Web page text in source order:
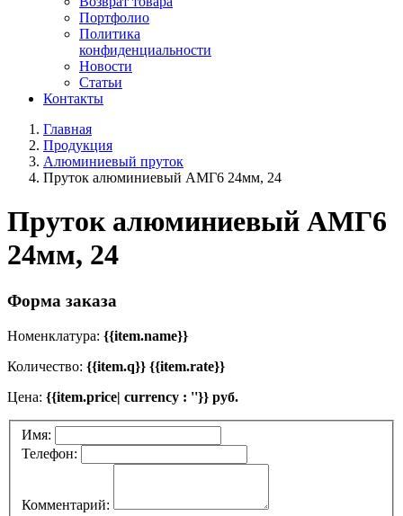
Портфолио
Политика
конфиденциальности
Новости
Статьи
Контакты
Главная
Продукция
Алюминиевый пруток
Пруток алюминиевый АМГ6 24мм, 24
Пруток алюминиевый АМГ6
24мм, 24
Форма заказа
Номенклатура: {{item.name}}
Количество: {{item.q}} {{item.rate}}
Цена: {{item.price| currency : ''}} руб.
Имя:
Телефон:
Комментарий: